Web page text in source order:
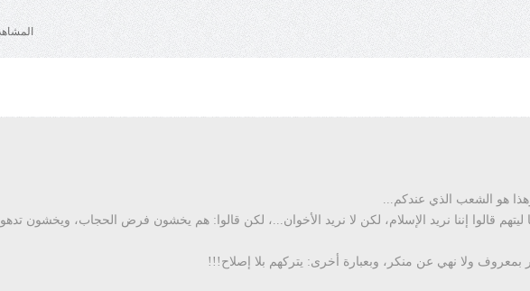
المشاهدات 8711
هو الشعب الذي عندكم...
قالوا إننا نريد الإسلام، لكن لا نريد الأخوان...، لكن قالوا: هم يخشون فرض الحجاب، ويخشون
بمعروف ولا نهي عن منكر، وبعبارة أخرى: يتركهم بلا إصلاح!!!